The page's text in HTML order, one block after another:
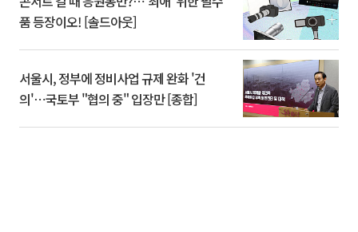
품 등장이오! [솔드아웃]
서울시, 정부에 정비사업 규제 완화 '건
의'⋯국토부 "협의 중" 입장만 [종합]